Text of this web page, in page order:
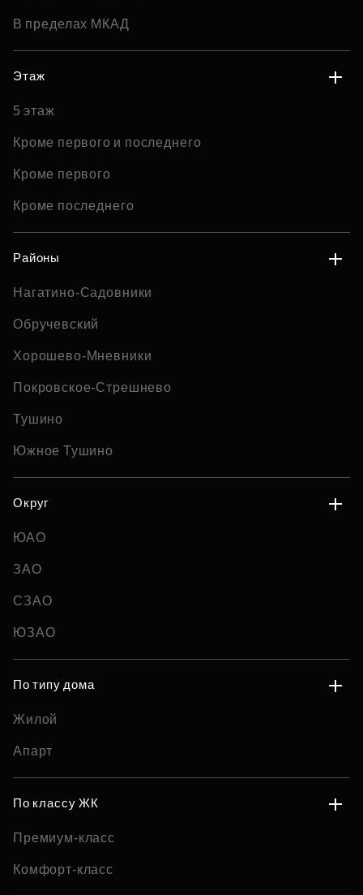
В пределах МКАД
Этаж
5 этаж
Кроме первого и последнего
Кроме первого
Кроме последнего
Районы
Нагатино-Садовники
Обручевский
Хорошево-Мневники
Покровское-Стрешнево
Тушино
Южное Тушино
Округ
ЮАО
ЗАО
СЗАО
ЮЗАО
По типу дома
Жилой
Апарт
По классу ЖК
Премиум-класс
Комфорт-класс